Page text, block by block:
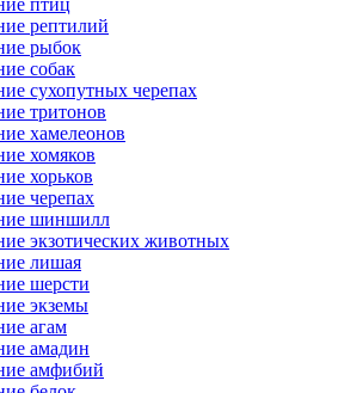
птиц
рептилий
рыбок
собак
сухопутных черепах
тритонов
хамелеонов
хомяков
хорьков
черепах
шиншилл
экзотических животных
лишая
шерсти
экземы
агам
амадин
амфибий